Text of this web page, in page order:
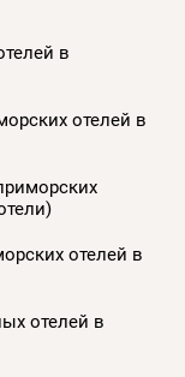
в
отелей в
отелей в
отелей в